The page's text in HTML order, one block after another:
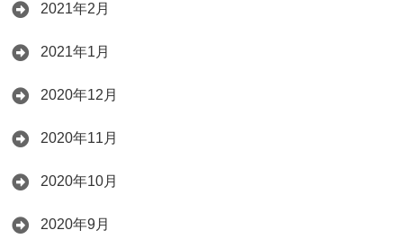
2021年2月
2021年1月
2020年12月
2020年11月
2020年10月
2020年9月